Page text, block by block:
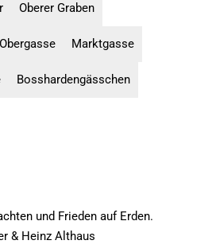
Oberer Graben
Obergasse Marktgasse
Bosshardengässchen
und Frieden auf Erden.
& Heinz Althaus